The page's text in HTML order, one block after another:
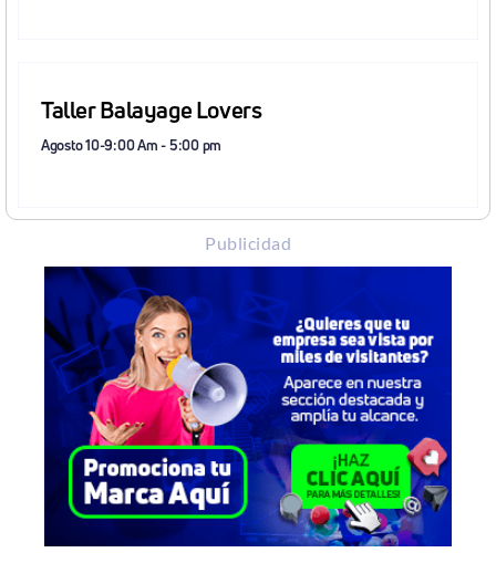
Taller Balayage Lovers
Agosto 10-9:00 Am-5:00 pm
Publicidad